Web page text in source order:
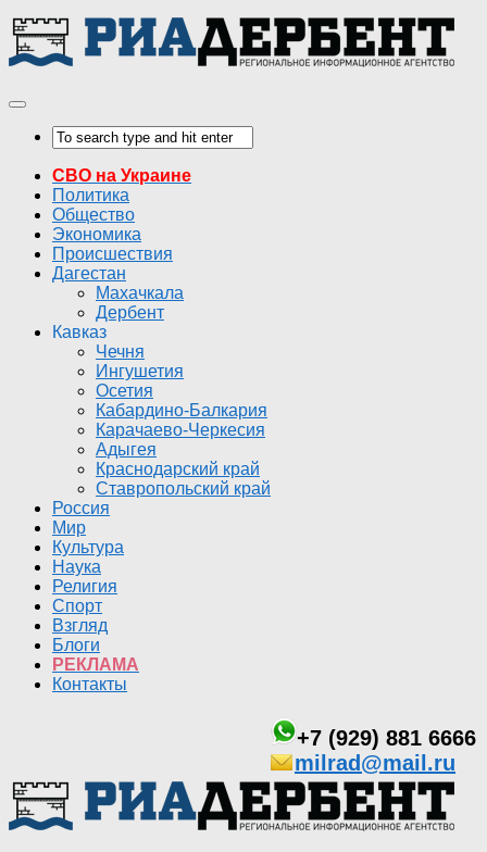
СВО на Украине
Политика
Общество
Экономика
Происшествия
Дагестан
Махачкала
Дербент
Кавказ
Чечня
Ингушетия
Осетия
Кабардино-Балкария
Карачаево-Черкесия
Адыгея
Краснодарский край
Ставропольский край
Россия
Мир
Культура
Наука
Религия
Спорт
Взгляд
Блоги
РЕКЛАМА
Контакты
+7 (929) 881 6666
milrad@mail.ru